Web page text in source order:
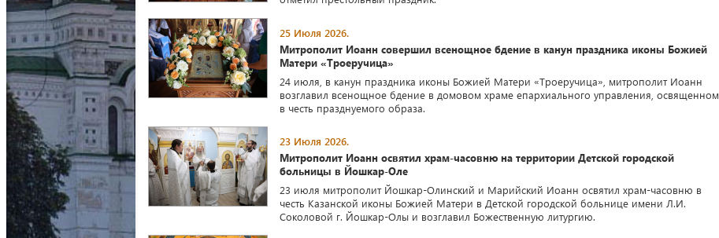
25 Июля 2026.
Митрополит Иоанн совершил всенощное бдение в канун праздника иконы Божией
Матери «Троеручица»
24 июля, в канун праздника иконы Божией Матери «Троеручица», митрополит Иоанн
возглавил всенощное бдение в домовом храме епархиального управления, освященном
в честь празднуемого образа.
23 Июля 2026.
Митрополит Иоанн освятил храм-часовню на территории Детской городской
больницы в Йошкар-Оле
23 июля митрополит Йошкар-Олинский и Марийский Иоанн освятил храм-часовню в
честь Казанской иконы Божией Матери в Детской городской больнице имени Л.И.
Соколовой г. Йошкар-Олы и возглавил Божественную литургию.